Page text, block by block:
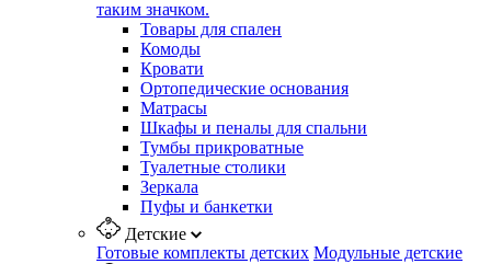
таким значком.
Товары для спален
Комоды
Кровати
Ортопедические основания
Матрасы
Шкафы и пеналы для спальни
Тумбы прикроватные
Туалетные столики
Зеркала
Пуфы и банкетки
Детские
Готовые комплекты детских Модульные детские